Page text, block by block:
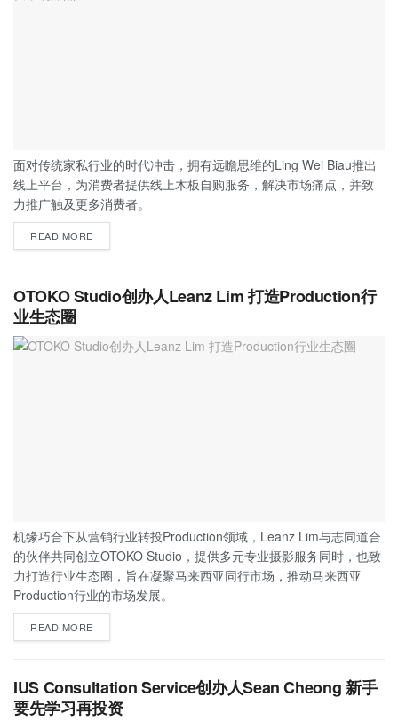
面对传统家私行业的时代冲击，拥有远瞻思维的Ling Wei Biau推出
线上平台，为消费者提供线上木板自购服务，解决市场痛点，并致
力推广触及更多消费者。
READ MORE
OTOKO Studio创办人Leanz Lim 打造Production行
业生态圈
机缘巧合下从营销行业转投Production领域，Leanz Lim与志同道合
的伙伴共同创立OTOKO Studio，提供多元专业摄影服务同时，也致
力打造行业生态圈，旨在凝聚马来西亚同行市场，推动马来西亚
Production行业的市场发展。
READ MORE
IUS Consultation Service创办人Sean Cheong 新手
要先学习再投资